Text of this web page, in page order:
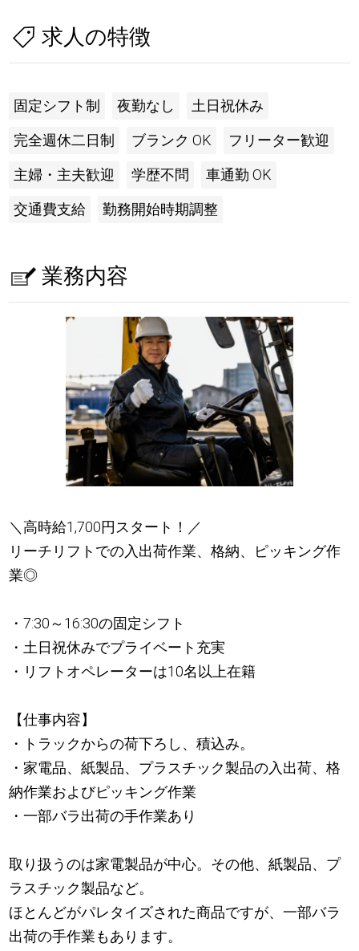
求人の特徴
固定シフト制 夜勤なし 土日祝休み
完全週休二日制 ブランク OK フリーター歓迎
主婦・主夫歓迎 学歴不問 車通勤 OK
交通費支給 勤務開始時期調整
業務内容
＼高時給1,700円スタート！／
リーチリフトでの入出荷作業、格納、ピッキング作
業◎
・7:30～16:30の固定シフト
・土日祝休みでプライベート充実
・リフトオペレーターは10名以上在籍
【仕事内容】
・トラックからの荷下ろし、積込み。
・家電品、紙製品、プラスチック製品の入出荷、格
納作業およびピッキング作業
・一部バラ出荷の手作業あり
取り扱うのは家電製品が中心。その他、紙製品、プ
ラスチック製品など。
ほとんどがパレタイズされた商品ですが、一部バラ
出荷の手作業もあります。